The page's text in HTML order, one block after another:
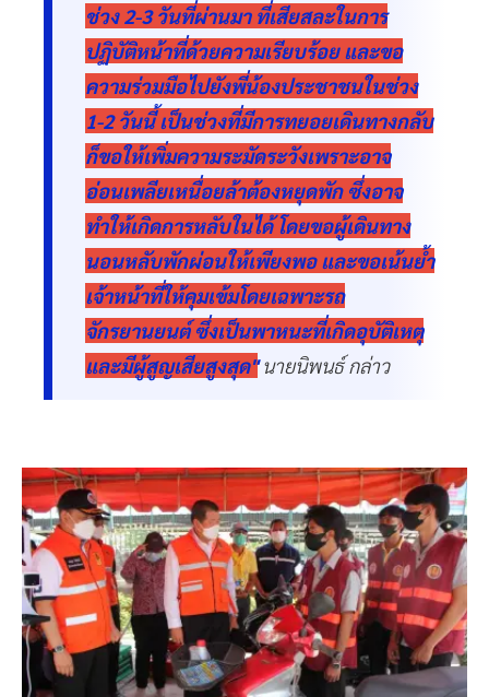
ช่วง 2-3 วันที่ผ่านมา ที่เสียสละในการ
ปฏิบัติหน้าที่ด้วยความเรียบร้อย และขอ
ความร่วมมือไปยังพี่น้องประชาชนในช่วง
1-2 วันนี้ เป็นช่วงที่มีการทยอยเดินทางกลับ
ก็ขอให้เพิ่มความระมัดระวังเพราะอาจ
อ่อนเพลียเหนื่อยล้าต้องหยุดพัก ซึ่งอาจ
ทำให้เกิดการหลับในได้ โดยขอผู้เดินทาง
นอนหลับพักผ่อนให้เพียงพอ และขอเน้นย้ำ
เจ้าหน้าที่ให้คุมเข้มโดยเฉพาะรถ
จักรยานยนต์ ซึ่งเป็นพาหนะที่เกิดอุบัติเหตุ
และมีผู้สูญเสียสูงสุด"นายนิพนธ์ กล่าว